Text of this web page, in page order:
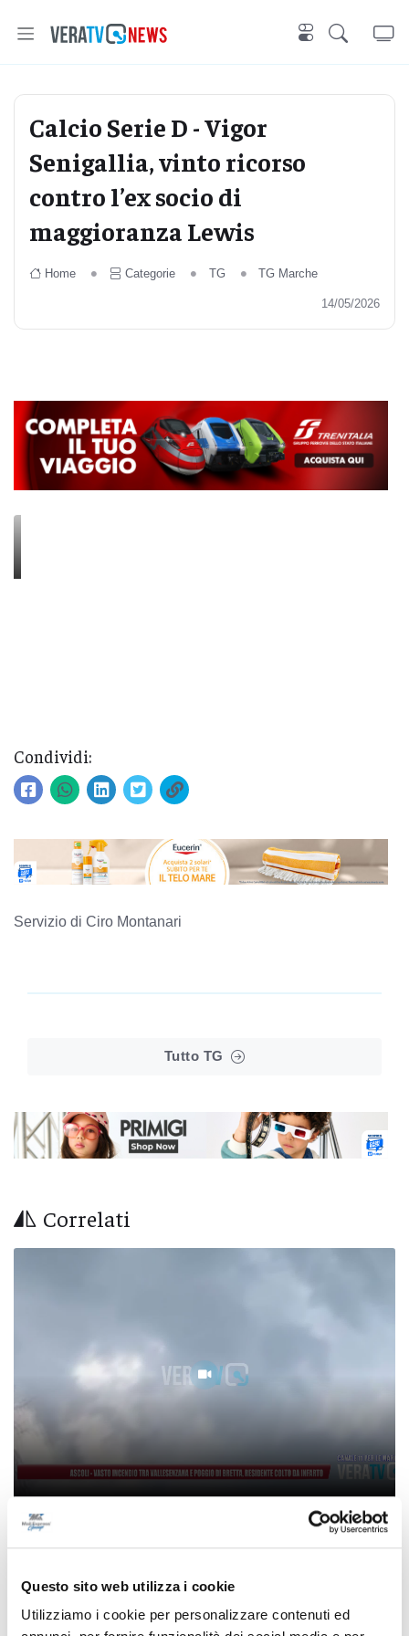
Questo sito web utilizza i cookie
Utilizziamo i cookie per personalizzare contenuti ed
Calcio Serie D - Vigor
Senigallia, vinto ricorso
contro l’ex socio di
maggioranza Lewis
Home Categorie TG TG Marche
14/05/2026
Condividi:
Servizio di Ciro Montanari
Tutto TG
Correlati
Ascoli - Vasto incendio tra Vallesenzana e
Poggio di Bretta, residente colto da infarto
07/08/2026